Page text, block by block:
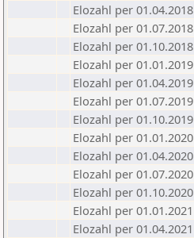
Elozahl per 01.04.2018
Elozahl per 01.07.2018
Elozahl per 01.10.2018
Elozahl per 01.01.2019
Elozahl per 01.04.2019
Elozahl per 01.07.2019
Elozahl per 01.10.2019
Elozahl per 01.01.2020
Elozahl per 01.04.2020
Elozahl per 01.07.2020
Elozahl per 01.10.2020
Elozahl per 01.01.2021
Elozahl per 01.04.2021